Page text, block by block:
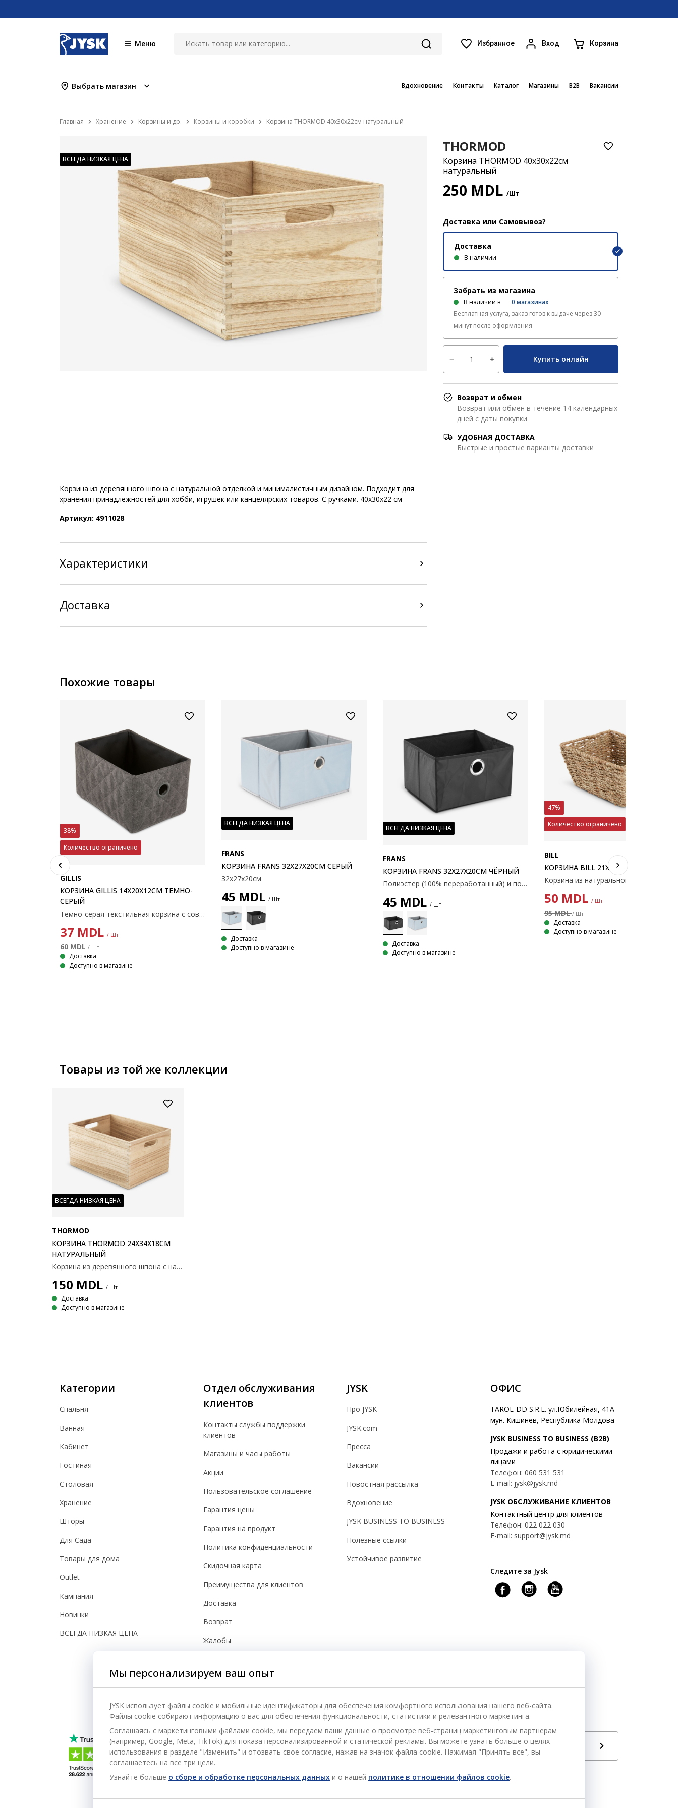
Меню Избранное Вход Корзина
Выбрать магазин Вдохновение Контакты Каталог Магазины B2B Вакансии
Главная Хранение Корзины и др. Корзины и коробки Корзина THORMOD 40x30x22см натуральный
ВСЕГДА НИЗКАЯ ЦЕНА
THORMOD
Корзина THORMOD 40x30x22см
натуральный
250 MDL /Шт
Доставка или Самовывоз?
Доставка
В наличии
Забрать из магазина
В наличии в 0 магазинах
Бесплатная услуга, заказ готов к выдаче через 30
минут после оформления
Купить онлайн
Возврат и обмен
Возврат или обмен в течение 14 календарных
дней с даты покупки
УДОБНАЯ ДОСТАВКА
Быстрые и простые варианты доставки
Корзина из деревянного шпона с натуральной отделкой и минималистичным дизайном. Подходит для
хранения принадлежностей для хобби, игрушек или канцелярских товаров. С ручками. 40x30x22 см
Артикул: 4911028
Характеристики
Доставка
Похожие товары
38%
Количество ограничено
GILLIS
КОРЗИНА GILLIS 14X20X12СМ ТЕМНО-
СЕРЫЙ
Темно-серая текстильная корзина с современным стеганым дизайном для хранения и организации вещей. Идеально подходит для хранения мелких предметов и аксессуаров. С удобной ручкой для доступа с полок или шкафов. 14x20x12 см
37 MDL / Шт
60 MDL/ Шт
Доставка
Доступно в магазине
ВСЕГДА НИЗКАЯ ЦЕНА
FRANS
КОРЗИНА FRANS 32X27X20СМ СЕРЫЙ
32х27х20см
45 MDL / Шт
Доставка
Доступно в магазине
ВСЕГДА НИЗКАЯ ЦЕНА
FRANS
КОРЗИНА FRANS 32X27X20СМ ЧЁРНЫЙ
Полиэстер (100% переработанный) и полипропилен. Размеры: 32x27x20см
45 MDL / Шт
Доставка
Доступно в магазине
47%
Количество ограничено
BILL
КОРЗИНА BILL 21X16X10СМ НАТУР
50 MDL / Шт
95 MDL/ Шт
Доставка
Доступно в магазине
Товары из той же коллекции
ВСЕГДА НИЗКАЯ ЦЕНА
THORMOD
КОРЗИНА THORMOD 24X34X18СМ
НАТУРАЛЬНЫЙ
Корзина из деревянного шпона с натуральной отделкой и минималистичным дизайном. Подходит для хранения принадлежностей для хобби, игрушек или канцелярских товаров. С ручками. 24x34x18 см
150 MDL / Шт
Доставка
Доступно в магазине
Категории
Спальня
Ванная
Кабинет
Гостиная
Столовая
Хранение
Шторы
Для Сада
Товары для дома
Outlet
Кампания
Новинки
ВСЕГДА НИЗКАЯ ЦЕНА
Отдел обслуживания
клиентов
Контакты службы поддержки
клиентов
Магазины и часы работы
Акции
Пользовательское соглашение
Гарантия цены
Гарантия на продукт
Политика конфиденциальности
Скидочная карта
Преимущества для клиентов
Доставка
Возврат
Жалобы
Безопасность
JYSK
Про JYSK
JYSK.com
Пресса
Вакансии
Новостная рассылка
Вдохновение
JYSK BUSINESS TO BUSINESS
Полезные ссылки
Устойчивое развитие
ОФИС
TAROL-DD S.R.L. ул.Юбилейная, 41A
мун. Кишинёв, Республика Молдова
JYSK BUSINESS TO BUSINESS (B2B)
Продажи и работа с юридическими
лицами
Телефон: 060 531 531
E-mail: jysk@jysk.md
JYSK ОБСЛУЖИВАНИЕ КЛИЕНТОВ
Контактный центр для клиентов
Телефон: 022 022 030
E-mail: support@jysk.md
Следите за Jysk
Язык
РУ
Мы персонализируем ваш опыт
JYSK использует файлы cookie и мобильные идентификаторы для обеспечения комфортного использования нашего веб-сайта.
Файлы cookie собирают информацию о вас для обеспечения функциональности, статистики и релевантного маркетинга.
Соглашаясь с маркетинговыми файлами cookie, мы передаем ваши данные о просмотре веб-страниц маркетинговым партнерам
(например, Google, Meta, TikTok) для показа персонализированной и статической рекламы. Вы можете узнать больше о целях
использования в разделе "Изменить" и отозвать свое согласие, нажав на значок файла cookie. Нажимая "Принять все", вы
соглашаетесь на все три цели.
Узнайте больше о сборе и обработке персональных данных и о нашей политике в отношении файлов cookie.